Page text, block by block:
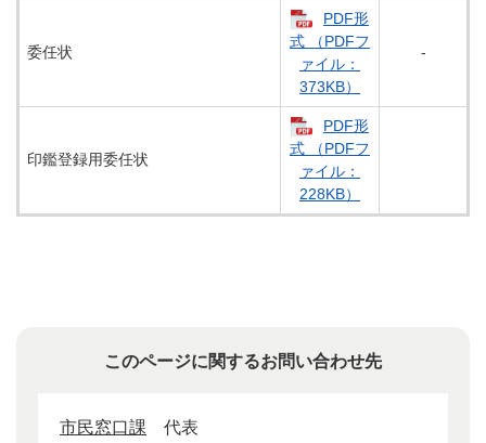
委任状
PDF形
式 （PDFフ
ァイル：
373KB）
-
印鑑登録用委任状
PDF形
式 （PDFフ
ァイル：
228KB）
このページに関するお問い合わせ先
市民窓口課 代表